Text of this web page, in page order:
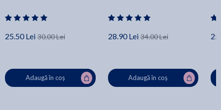
25.50 Lei 30.00 Lei
Adaugă în coș
28.90 Lei 34.00 Lei
Adaugă în coș